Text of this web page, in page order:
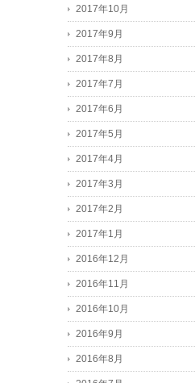
2017年10月
2017年9月
2017年8月
2017年7月
2017年6月
2017年5月
2017年4月
2017年3月
2017年2月
2017年1月
2016年12月
2016年11月
2016年10月
2016年9月
2016年8月